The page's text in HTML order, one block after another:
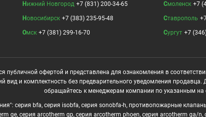
Нижний Новгород +7 (831) 200-34-65
Новосибирск +7 (383) 235-95-48
Омск +7 (381) 299-16-70
Смоленск +7
Ставрополь
Сургут +7
публичной офертой и представлена для ознакомления в
вид и комплектность без предварительного уведомления
обращайтесь к менеджерам компании по указанным
серия bfa, серия isobfa, серия sonobfa-h, противопожарные
ge, серия arcotherm gp, серия arcotherm phoen, серия arcotherm ga/